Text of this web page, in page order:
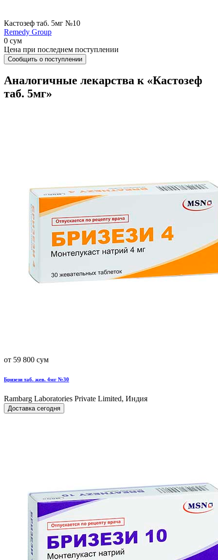
Кастозеф таб. 5мг №10
Remedy Group
0 сум
Цена при последнем поступлении
Сообщить о поступлении
Аналогичные лекарства к «Кастозеф
таб. 5мг»
от 59 800 сум
Бризези таб. жев. 4мг №30
Rambarg Laboratories Private Limited, Индия
Доставка сегодня